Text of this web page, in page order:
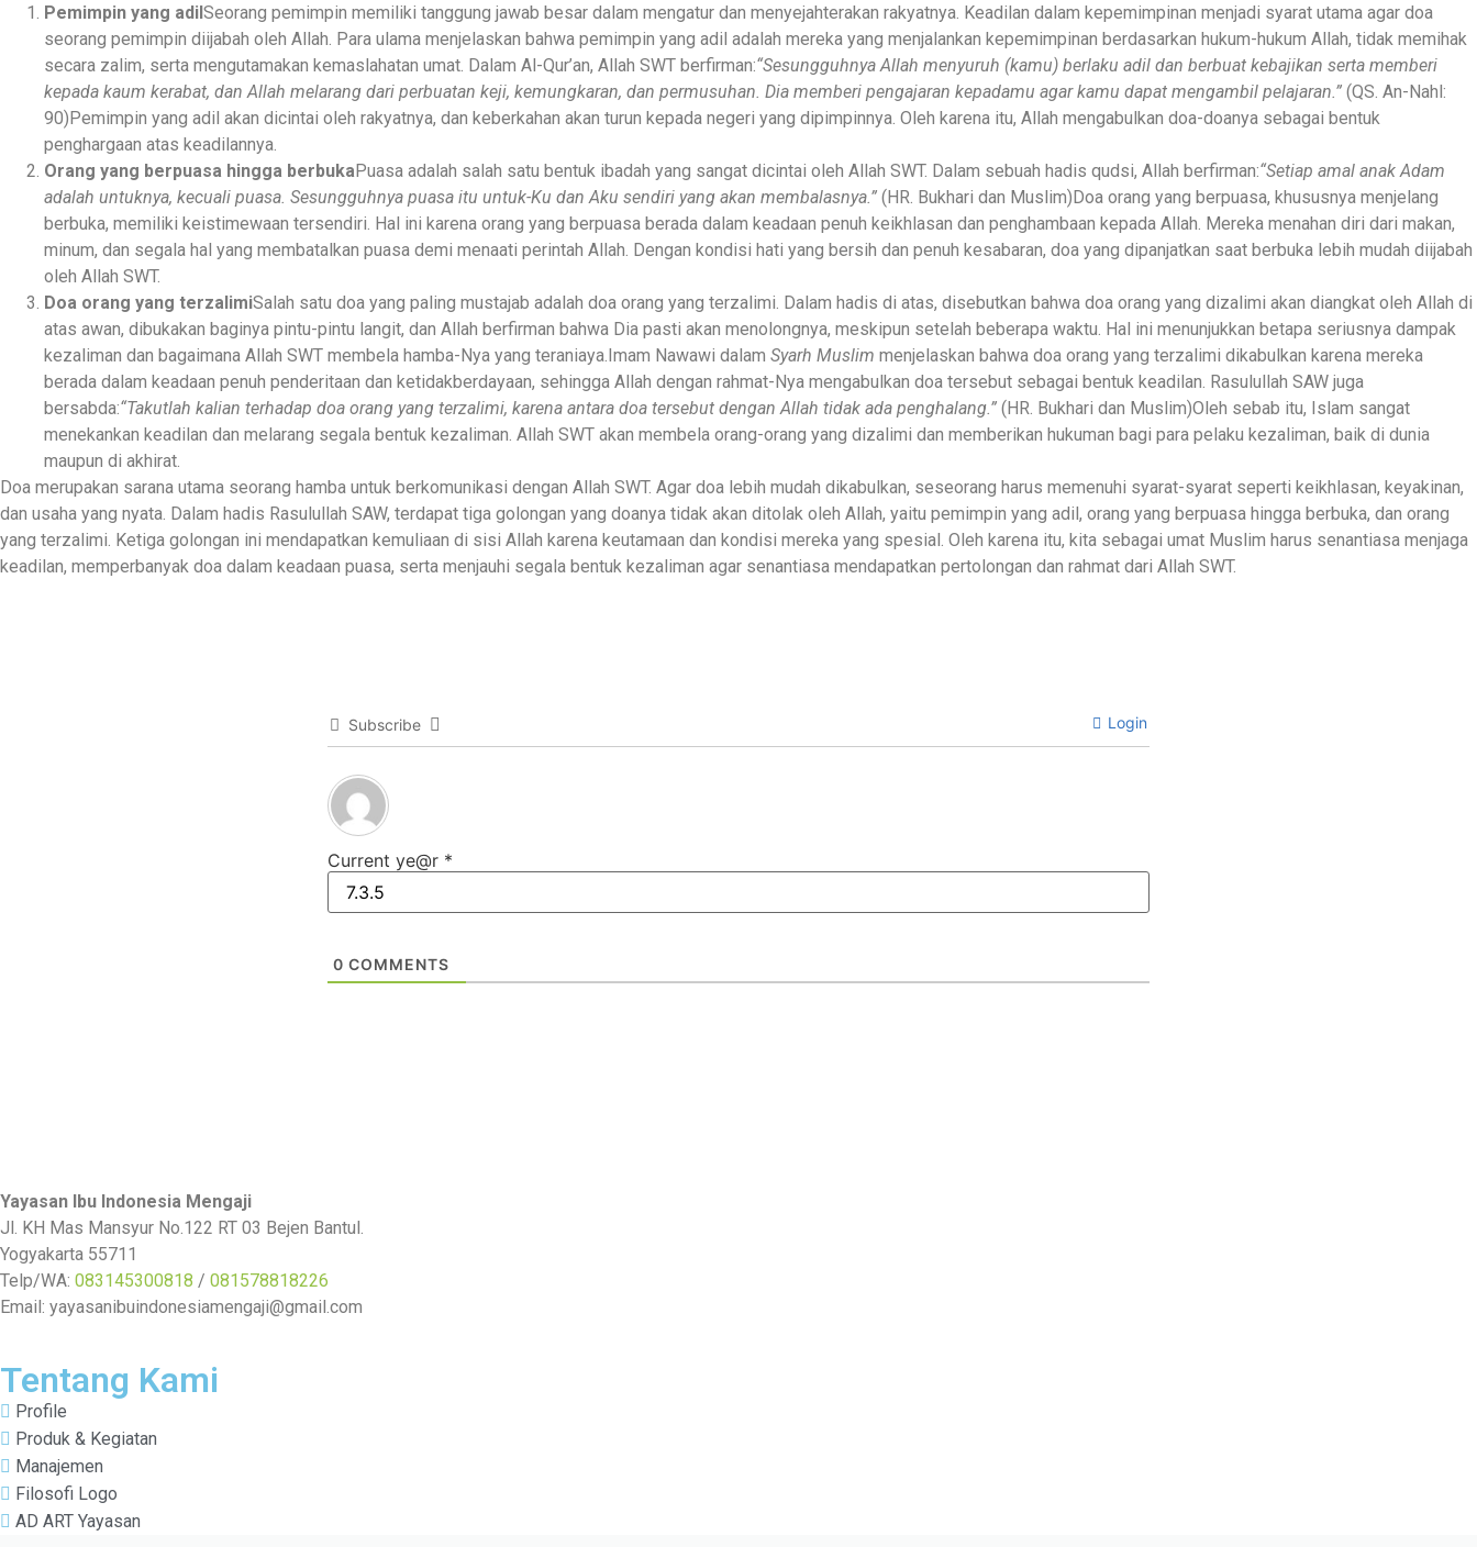
Pemimpin yang adilSeorang pemimpin memiliki tanggung jawab besar dalam mengatur dan menyejahterakan rakyatnya. Keadilan dalam kepemimpinan menjadi syarat utama agar doa
seorang pemimpin diijabah oleh Allah. Para ulama menjelaskan bahwa pemimpin yang adil adalah mereka yang menjalankan kepemimpinan berdasarkan hukum-hukum Allah, tidak memihak
secara zalim, serta mengutamakan kemaslahatan umat. Dalam Al-Qur’an, Allah SWT berfirman:“Sesungguhnya Allah menyuruh (kamu) berlaku adil dan berbuat kebajikan serta memberi
kepada kaum kerabat, dan Allah melarang dari perbuatan keji, kemungkaran, dan permusuhan. Dia memberi pengajaran kepadamu agar kamu dapat mengambil pelajaran.” (QS. An-Nahl:
90)Pemimpin yang adil akan dicintai oleh rakyatnya, dan keberkahan akan turun kepada negeri yang dipimpinnya. Oleh karena itu, Allah mengabulkan doa-doanya sebagai bentuk
penghargaan atas keadilannya.
Orang yang berpuasa hingga berbukaPuasa adalah salah satu bentuk ibadah yang sangat dicintai oleh Allah SWT. Dalam sebuah hadis qudsi, Allah berfirman:“Setiap amal anak Adam
adalah untuknya, kecuali puasa. Sesungguhnya puasa itu untuk-Ku dan Aku sendiri yang akan membalasnya.” (HR. Bukhari dan Muslim)Doa orang yang berpuasa, khususnya menjelang
berbuka, memiliki keistimewaan tersendiri. Hal ini karena orang yang berpuasa berada dalam keadaan penuh keikhlasan dan penghambaan kepada Allah. Mereka menahan diri dari makan,
minum, dan segala hal yang membatalkan puasa demi menaati perintah Allah. Dengan kondisi hati yang bersih dan penuh kesabaran, doa yang dipanjatkan saat berbuka lebih mudah diijabah
oleh Allah SWT.
Doa orang yang terzalimiSalah satu doa yang paling mustajab adalah doa orang yang terzalimi. Dalam hadis di atas, disebutkan bahwa doa orang yang dizalimi akan diangkat oleh Allah di
atas awan, dibukakan baginya pintu-pintu langit, dan Allah berfirman bahwa Dia pasti akan menolongnya, meskipun setelah beberapa waktu. Hal ini menunjukkan betapa seriusnya dampak
kezaliman dan bagaimana Allah SWT membela hamba-Nya yang teraniaya.Imam Nawawi dalam Syarh Muslim menjelaskan bahwa doa orang yang terzalimi dikabulkan karena mereka
berada dalam keadaan penuh penderitaan dan ketidakberdayaan, sehingga Allah dengan rahmat-Nya mengabulkan doa tersebut sebagai bentuk keadilan. Rasulullah SAW juga
bersabda:“Takutlah kalian terhadap doa orang yang terzalimi, karena antara doa tersebut dengan Allah tidak ada penghalang.” (HR. Bukhari dan Muslim)Oleh sebab itu, Islam sangat
menekankan keadilan dan melarang segala bentuk kezaliman. Allah SWT akan membela orang-orang yang dizalimi dan memberikan hukuman bagi para pelaku kezaliman, baik di dunia
maupun di akhirat.
Doa merupakan sarana utama seorang hamba untuk berkomunikasi dengan Allah SWT. Agar doa lebih mudah dikabulkan, seseorang harus memenuhi syarat-syarat seperti keikhlasan, keyakinan,
dan usaha yang nyata. Dalam hadis Rasulullah SAW, terdapat tiga golongan yang doanya tidak akan ditolak oleh Allah, yaitu pemimpin yang adil, orang yang berpuasa hingga berbuka, dan orang
yang terzalimi. Ketiga golongan ini mendapatkan kemuliaan di sisi Allah karena keutamaan dan kondisi mereka yang spesial. Oleh karena itu, kita sebagai umat Muslim harus senantiasa menjaga
keadilan, memperbanyak doa dalam keadaan puasa, serta menjauhi segala bentuk kezaliman agar senantiasa mendapatkan pertolongan dan rahmat dari Allah SWT.
Subscribe Login
Current ye@r *
0 COMMENTS
Yayasan Ibu Indonesia Mengaji
Jl. KH Mas Mansyur No.122 RT 03 Bejen Bantul.
Yogyakarta 55711
Telp/WA: 083145300818 / 081578818226
Email: yayasanibuindonesiamengaji@gmail.com
Tentang Kami
Profile
Produk & Kegiatan
Manajemen
Filosofi Logo
AD ART Yayasan